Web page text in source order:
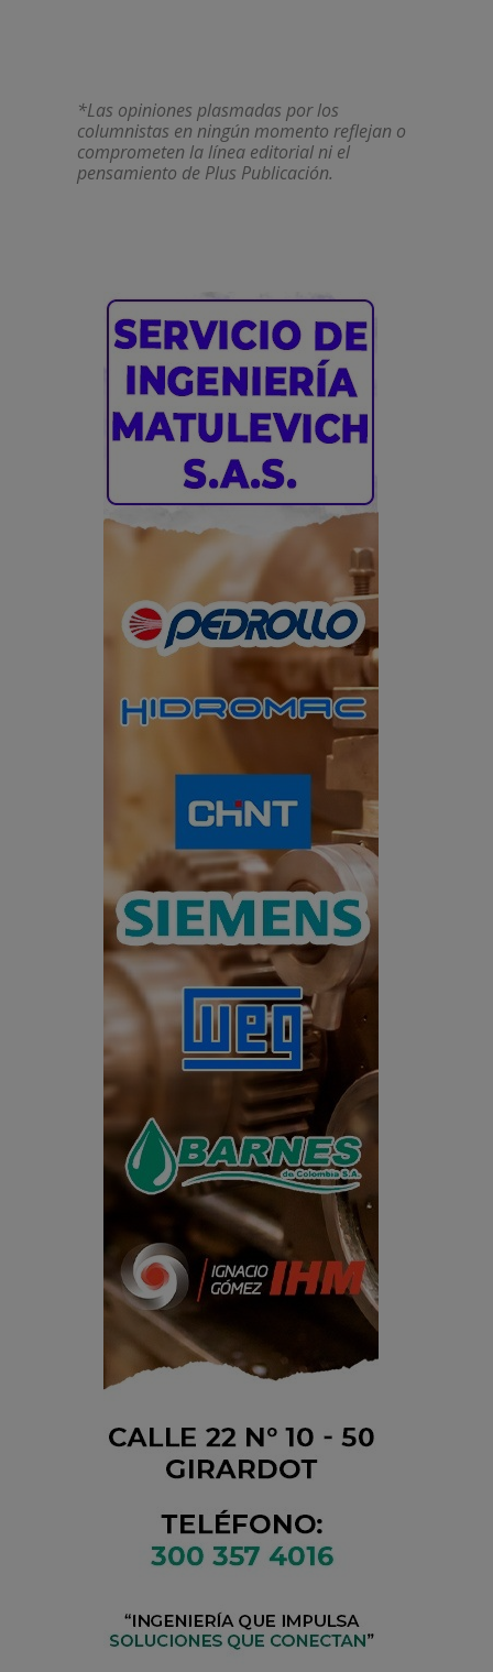
*Las opiniones plasmadas por los
columnistas en ningún momento reflejan o
comprometen la línea editorial ni el
pensamiento de Plus Publicación.